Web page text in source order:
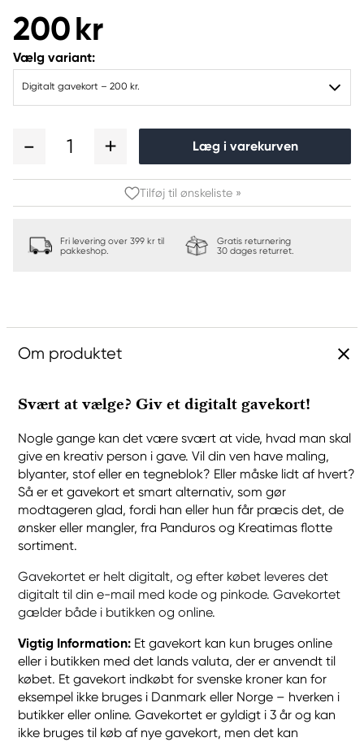
200 kr
Vælg variant:
Digitalt gavekort – 200 kr.
1 Læg i varekurven
Tilføj til ønskeliste »
Fri levering over 399 kr til
pakkeshop.
Gratis returnering
30 dages returret.
Om produktet
Svært at vælge? Giv et digitalt gavekort!
Nogle gange kan det være svært at vide, hvad man skal
give en kreativ person i gave. Vil din ven have maling,
blyanter, stof eller en tegneblok? Eller måske lidt af hvert?
Så er et gavekort et smart alternativ, som gør
modtageren glad, fordi han eller hun får præcis det, de
ønsker eller mangler, fra Panduros og Kreatimas flotte
sortiment.
Gavekortet er helt digitalt, og efter købet leveres det
digitalt til din e-mail med kode og pinkode. Gavekortet
gælder både i butikken og online.
Vigtig Information: Et gavekort kan kun bruges online
eller i butikken med det lands valuta, der er anvendt til
købet. Et gavekort indkøbt for svenske kroner kan for
eksempel ikke bruges i Danmark eller Norge – hverken i
butikker eller online. Gavekortet er gyldigt i 3 år og kan
ikke bruges til køb af nye gavekort, men det kan